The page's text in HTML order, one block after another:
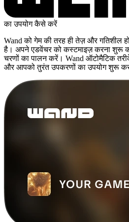
का उपयोग कैसे करें
Wand को गेम की तरह ही तेज़ और गतिशील
है। अपने एडवेंचर को कस्टमाइज़ करना शुरू
चरणों का पालन करें। Wand ऑटोमैटिक
और आपको तुरंत उपकरणों का उपयोग शुरू